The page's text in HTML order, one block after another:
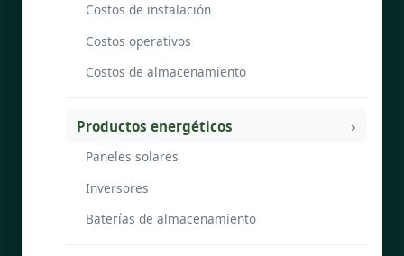
Costos de instalación
Costos operativos
Costos de almacenamiento
Productos energéticos
Paneles solares
Inversores
Baterías de almacenamiento